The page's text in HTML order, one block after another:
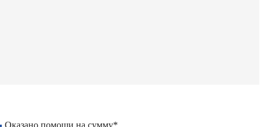
Оказано помощи на сумму*